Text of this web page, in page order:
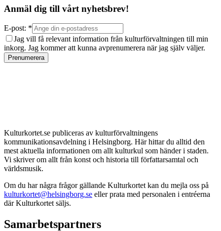
Anmäl dig till vårt nyhetsbrev!
E-post: *
Jag vill få relevant information från kulturförvaltningen till min
inkorg. Jag kommer att kunna avprenumerera när jag själv väljer.
Prenumerera
Kulturkortet.se publiceras av kulturförvaltningens
kommunikationsavdelning i Helsingborg. Här hittar du alltid den
mest aktuella informationen om allt kulturkul som händer i staden.
Vi skriver om allt från konst och historia till författarsamtal och
världsmusik.
Om du har några frågor gällande Kulturkortet kan du mejla oss på
kulturkortet@helsingborg.se eller prata med personalen i entréerna
där Kulturkortet säljs.
Samarbetspartners